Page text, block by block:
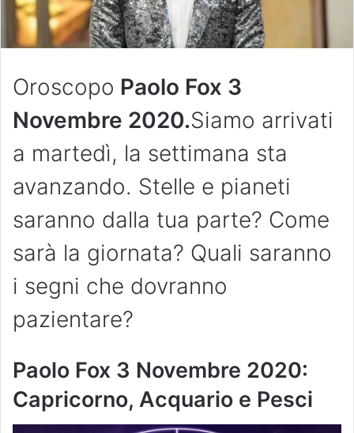
Oroscopo Paolo Fox 3
Novembre 2020.Siamo arrivati
a martedì, la settimana sta
avanzando. Stelle e pianeti
saranno dalla tua parte? Come
sarà la giornata? Quali saranno
i segni che dovranno
pazientare?
Paolo Fox 3 Novembre 2020:
Capricorno, Acquario e Pesci